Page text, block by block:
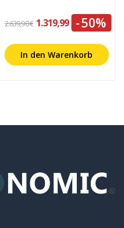
2.639,98 € 1.319,99 €-50%
In den Warenkorb